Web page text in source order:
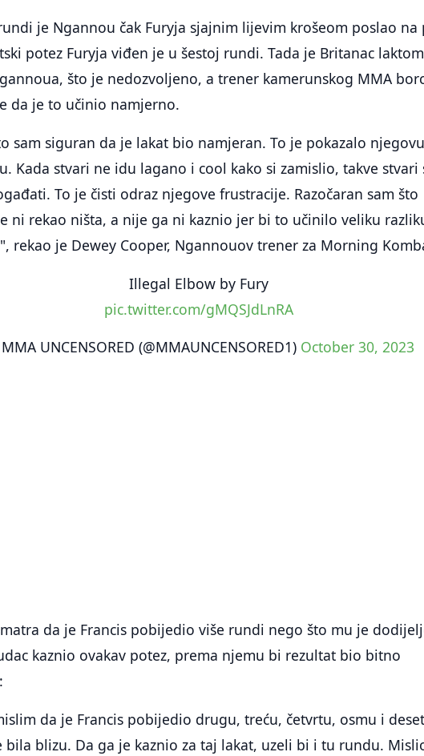
je Ngannou čak Furyja sjajnim lijevim krošeom poslao na
potez Furyja viđen je u šestoj rundi. Tada je Britanac laktom
što je nedozvoljeno, a trener kamerunskog MMA
da je to učinio namjerno.
sam siguran da je lakat bio namjeran. To je pokazalo njegovu
Kada stvari ne idu lagano i cool kako si zamislio, takve stvari
To je čisti odraz njegove frustracije. Razočaran sam što
ni rekao ništa, a nije ga ni kaznio jer bi to učinilo veliku
rekao je Dewey Cooper, Ngannouov trener za Morning
Illegal Elbow by Fury
pic.twitter.com/gMQSJdLnRA
UNCENSORED (@MMAUNCENSORED1) October 30, 2023
da je Francis pobijedio više rundi nego što mu je
kaznio ovakav potez, prema njemu bi rezultat bio bitno
da je Francis pobijedio drugu, treću, četvrtu, osmu i
bila blizu. Da ga je kaznio za taj lakat, uzeli bi i tu rundu.